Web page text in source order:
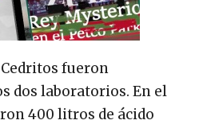
fueron
dos laboratorios. En el
400 litros de ácido